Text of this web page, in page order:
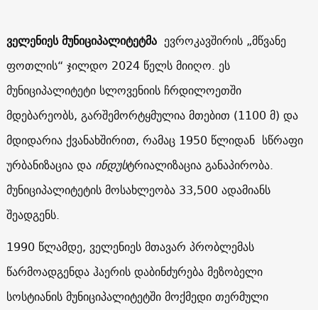
ველენიესმუნიციპალიტეტმა ევროკავშირის „მწვანე
ფოთლის“ ჯილდო 2024 წელს მიიღო. ეს
მუნიციპალიტეტი სლოვენიის ჩრდილოეთში
მდებარეობს, გარშემორტყმულია მთებით (1100 მ) და
მდიდარია ქვანახშირით, რამაც 1950 წლიდან სწრაფი
ურბანიზაცია და ინდუსტრიალიზაცია განაპირობა.
მუნიციპალიტეტის მოსახლეობა 33,500 ადამიანს
შეადგენს.
1990 წლამდე, ველენიეს მთავარ პრობლემას
წარმოადგენდა ჰაერის დაბინძურება მეზობელი
სოსტიანისმუნიციპალიტეტში მოქმედი თერმული